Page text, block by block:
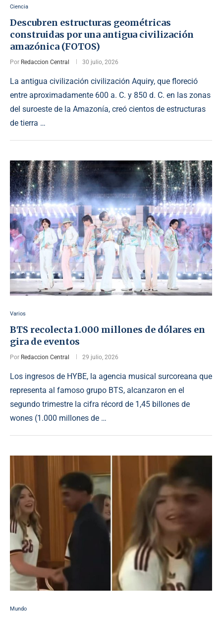
Ciencia
Descubren estructuras geométricas
construidas por una antigua civilización
amazónica (FOTOS)
Por Redaccion Central 30 julio, 2026
La antigua civilización civilización Aquiry, que floreció
entre aproximadamente 600 a. C. y 850 d. C. en las zonas
del suroeste de la Amazonía, creó cientos de estructuras
de tierra …
Varios
BTS recolecta 1.000 millones de dólares en
gira de eventos
Por Redaccion Central 29 julio, 2026
Los ingresos de HYBE, la agencia musical surcoreana que
representa al famoso grupo BTS, alcanzaron en el
segundo trimestre la cifra récord de 1,45 billones de
wones (1.000 millones de …
Mundo